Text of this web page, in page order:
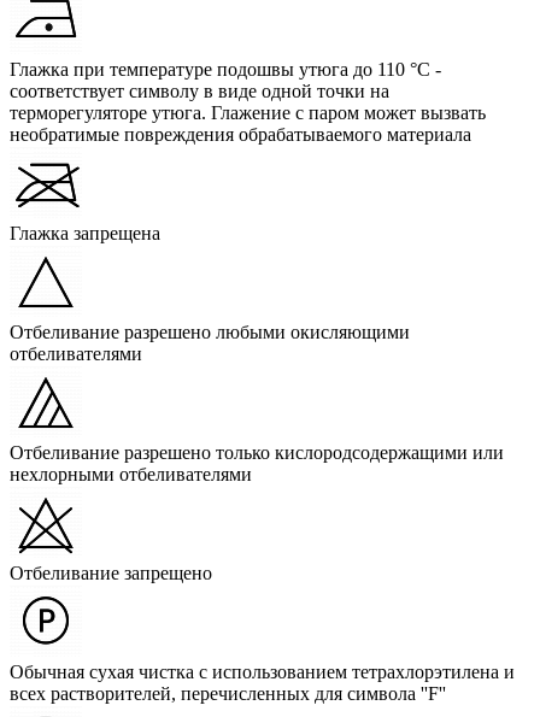
Глажка при температуре подошвы утюга до 110 °C -
соответствует символу в виде одной точки на
терморегуляторе утюга. Глажение с паром может вызвать
необратимые повреждения обрабатываемого материала
Глажка запрещена
Отбеливание разрешено любыми окисляющими
отбеливателями
Отбеливание разрешено только кислородсодержащими или
нехлорными отбеливателями
Отбеливание запрещено
Обычная сухая чистка с использованием тетрахлорэтилена и
всех растворителей, перечисленных для символа ''F''